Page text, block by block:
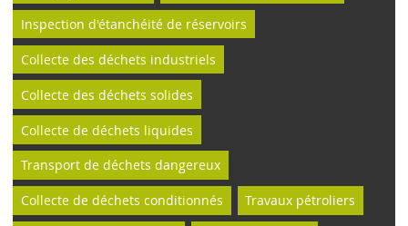
Inspection d'étanchéité de réservoirs
Collecte des déchets industriels
Collecte des déchets solides
Collecte de déchets liquides
Transport de déchets dangereux
Collecte de déchets conditionnés Travaux pétroliers